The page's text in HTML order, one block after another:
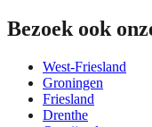
Bezoek ook
West-Friesland
Groningen
Friesland
Drenthe